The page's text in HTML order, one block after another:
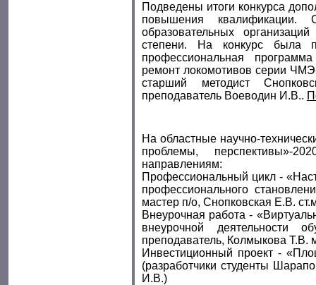
Подведены итоги конкурса
повышения квалификации.
образовательных
степени. На конкурс была
профессиональная
ремонт локомотивов серии
старший методист
преподаватель Воеводин И.В..
На областные научно-
проблемы, перспективы»-
направлениям:
Профессиональный цикл -
профессионального
мастер п/о, Снопковская Е.В.
Внеурочная работа -
внеурочной деятельности
преподаватель, Колмыкова Т.В.
Инвестиционный проект -
(разработчики студенты
И.В.)